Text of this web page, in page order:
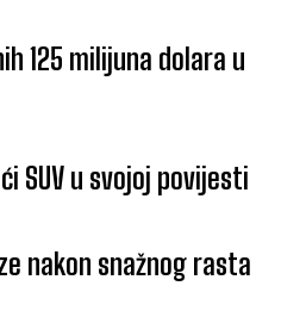
125 milijuna dolara u
SUV u svojoj povijesti
nakon snažnog rasta